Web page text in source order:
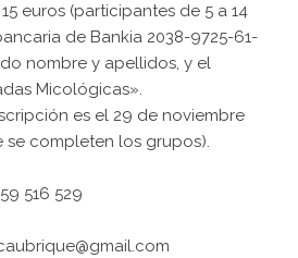
euros (participantes de 5 a 14
de Bankia 2038-9725-61-
nombre y apellidos, y el
Micológicas».
es el 29 de noviembre
se completen los grupos).
516 529